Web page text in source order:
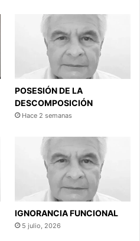
POSESIÓN DE LA
DESCOMPOSICIÓN
Hace 2 semanas
IGNORANCIA FUNCIONAL
5 julio, 2026